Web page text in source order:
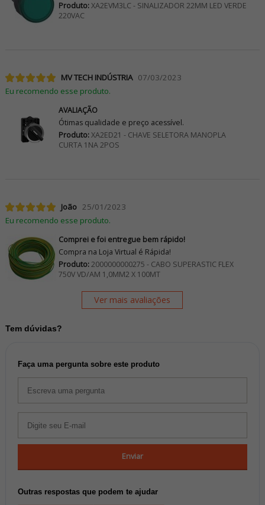
Produto:XA2EVM3LC - SINALIZADOR 22MM LED VERDE
220VAC
MV TECH INDÚSTRIA 07/03/2023
Eu recomendo esse produto.
AVALIAÇÃO
Ótimas qualidade e preço acessível.
Produto:XA2ED21 - CHAVE SELETORA MANOPLA
CURTA 1NA 2POS
João 25/01/2023
Eu recomendo esse produto.
Comprei e foi entregue bem rápido!
Compra na Loja Virtual é Rápida!
Produto:2000000000275 - CABO SUPERASTIC FLEX
750V VD/AM 1,0MM2 X 100MT
Ver mais avaliações
Tem dúvidas?
Faça uma pergunta sobre este produto
Enviar
Outras respostas que podem te ajudar